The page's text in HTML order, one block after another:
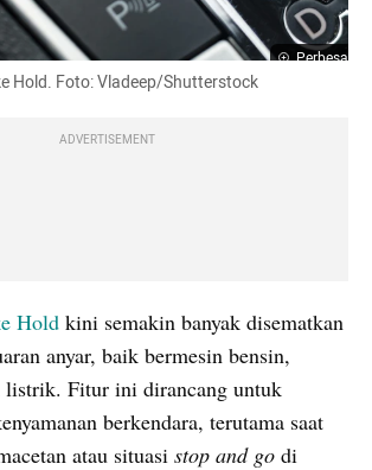
Perbesar
Hold. Foto: Vladeep/Shutterstock
ADVERTISEMENT
Hold kini semakin banyak disematkan
anyar, baik bermesin bensin,
listrik. Fitur ini dirancang untuk
berkendara, terutama saat
atau situasi stop and go di